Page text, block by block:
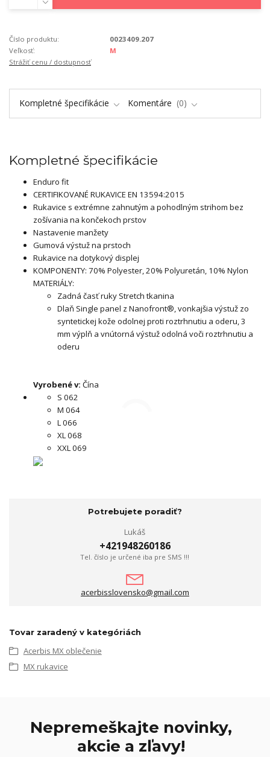
Číslo produktu:
0023409.207
Veľkosť:
M
Strážiť cenu / dostupnosť
Kompletné špecifikácie Komentáre 0
Kompletné špecifikácie
Enduro fit
CERTIFIKOVANÉ RUKAVICE EN 13594:2015
Rukavice s extrémne zahnutým a pohodlným strihom bez
zošívania na končekoch prstov
Nastavenie manžety
Gumová výstuž na prstoch
Rukavice na dotykový displej
KOMPONENTY: 70% Polyester, 20% Polyuretán, 10% Nylon
MATERIÁLY:
Zadná časť ruky Stretch tkanina
Dlaň Single panel z Nanofront®, vonkajšia výstuž zo
syntetickej kože odolnej proti roztrhnutiu a oderu, 3
mm výplň a vnútorná výstuž odolná voči roztrhnutiu a
oderu
Vyrobené v: Čína
S 062
M 064
L 066
XL 068
XXL 069
Potrebujete poradiť?
Lukáš
+421948260186
Tel. číslo je určené iba pre SMS !!!
acerbisslovensko@gmail.com
Tovar zaradený v kategóriách
Acerbis MX oblečenie
MX rukavice
Nepremeškajte novinky,
akcie a zľavy!